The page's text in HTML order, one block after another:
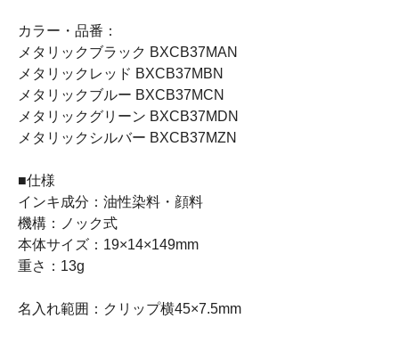
カラー・品番：
メタリックブラック BXCB37MAN
メタリックレッド BXCB37MBN
メタリックブルー BXCB37MCN
メタリックグリーン BXCB37MDN
メタリックシルバー BXCB37MZN
■仕様
インキ成分：油性染料・顔料
機構：ノック式
本体サイズ：19×14×149mm
重さ：13g
名入れ範囲：クリップ横45×7.5mm